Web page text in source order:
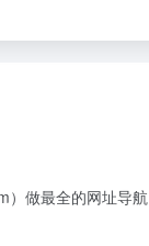
）做最全的网址导航